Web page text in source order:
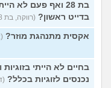
בת 28 ואף פעם לא
בדייט ראשון? (רווקה, בת 28, כתבה ב-03/08/26 15:23)
אקסית מתנהגת מוזר?
בחיים לא הייתי
נכנסים לזוגיות בכלל? (דור,